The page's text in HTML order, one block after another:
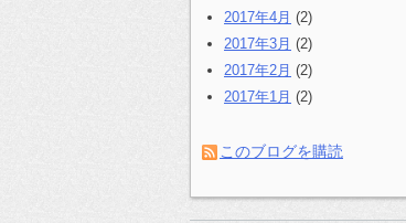
2017年4月 (2)
2017年3月 (2)
2017年2月 (2)
2017年1月 (2)
このブログを購読